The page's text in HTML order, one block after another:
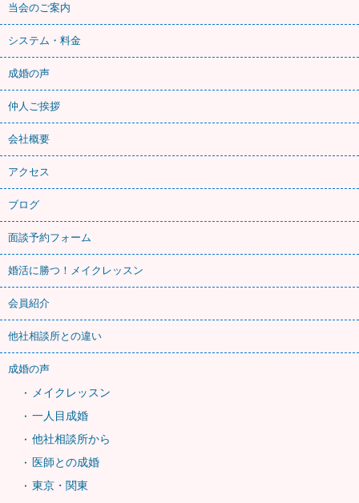
当会のご案内
システム・料金
成婚の声
仲人ご挨拶
会社概要
アクセス
ブログ
面談予約フォーム
婚活に勝つ！メイクレッスン
会員紹介
他社相談所との違い
成婚の声
メイクレッスン
一人目成婚
他社相談所から
医師との成婚
東京・関東